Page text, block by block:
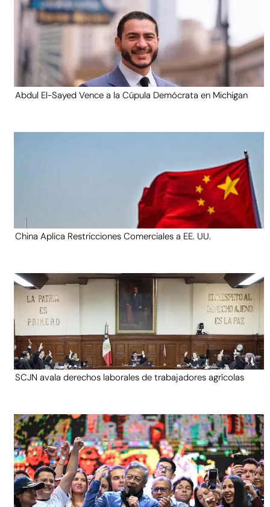
Abdul El-Sayed Vence a la Cúpula Demócrata en Michigan
China Aplica Restricciones Comerciales a EE. UU.
SCJN avala derechos laborales de trabajadores agrícolas